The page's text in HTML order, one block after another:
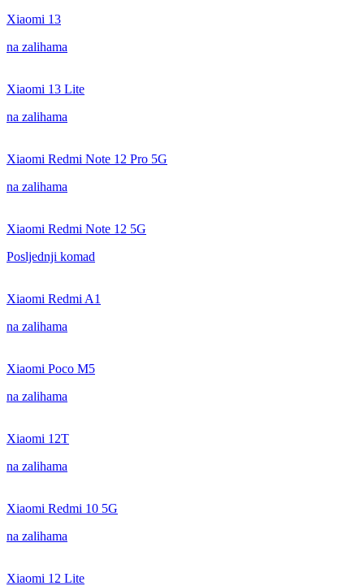
Xiaomi 13
na zalihama
Xiaomi 13 Lite
na zalihama
Xiaomi Redmi Note 12 Pro 5G
na zalihama
Xiaomi Redmi Note 12 5G
Posljednji komad
Xiaomi Redmi A1
na zalihama
Xiaomi Poco M5
na zalihama
Xiaomi 12T
na zalihama
Xiaomi Redmi 10 5G
na zalihama
Xiaomi 12 Lite